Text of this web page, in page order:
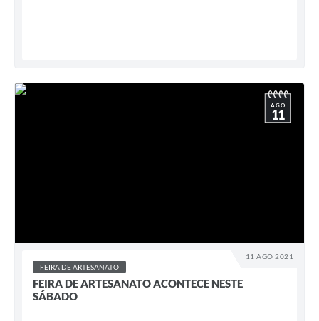
11 AGO 2021
AGO
11
FEIRA DE ARTESANATO
FEIRA DE ARTESANATO ACONTECE NESTE
SÁBADO